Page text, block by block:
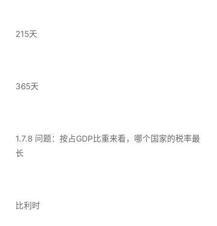
215天
365天
1.7.8 问题：按占GDP比重来看，哪个国家的税率最
长
比利时